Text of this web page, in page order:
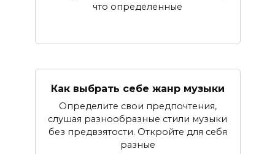
что определенные
Как выбрать себе жанр музыки
Определите свои предпочтения,
слушая разнообразные стили музыки
без предвзятости. Откройте для себя
разные